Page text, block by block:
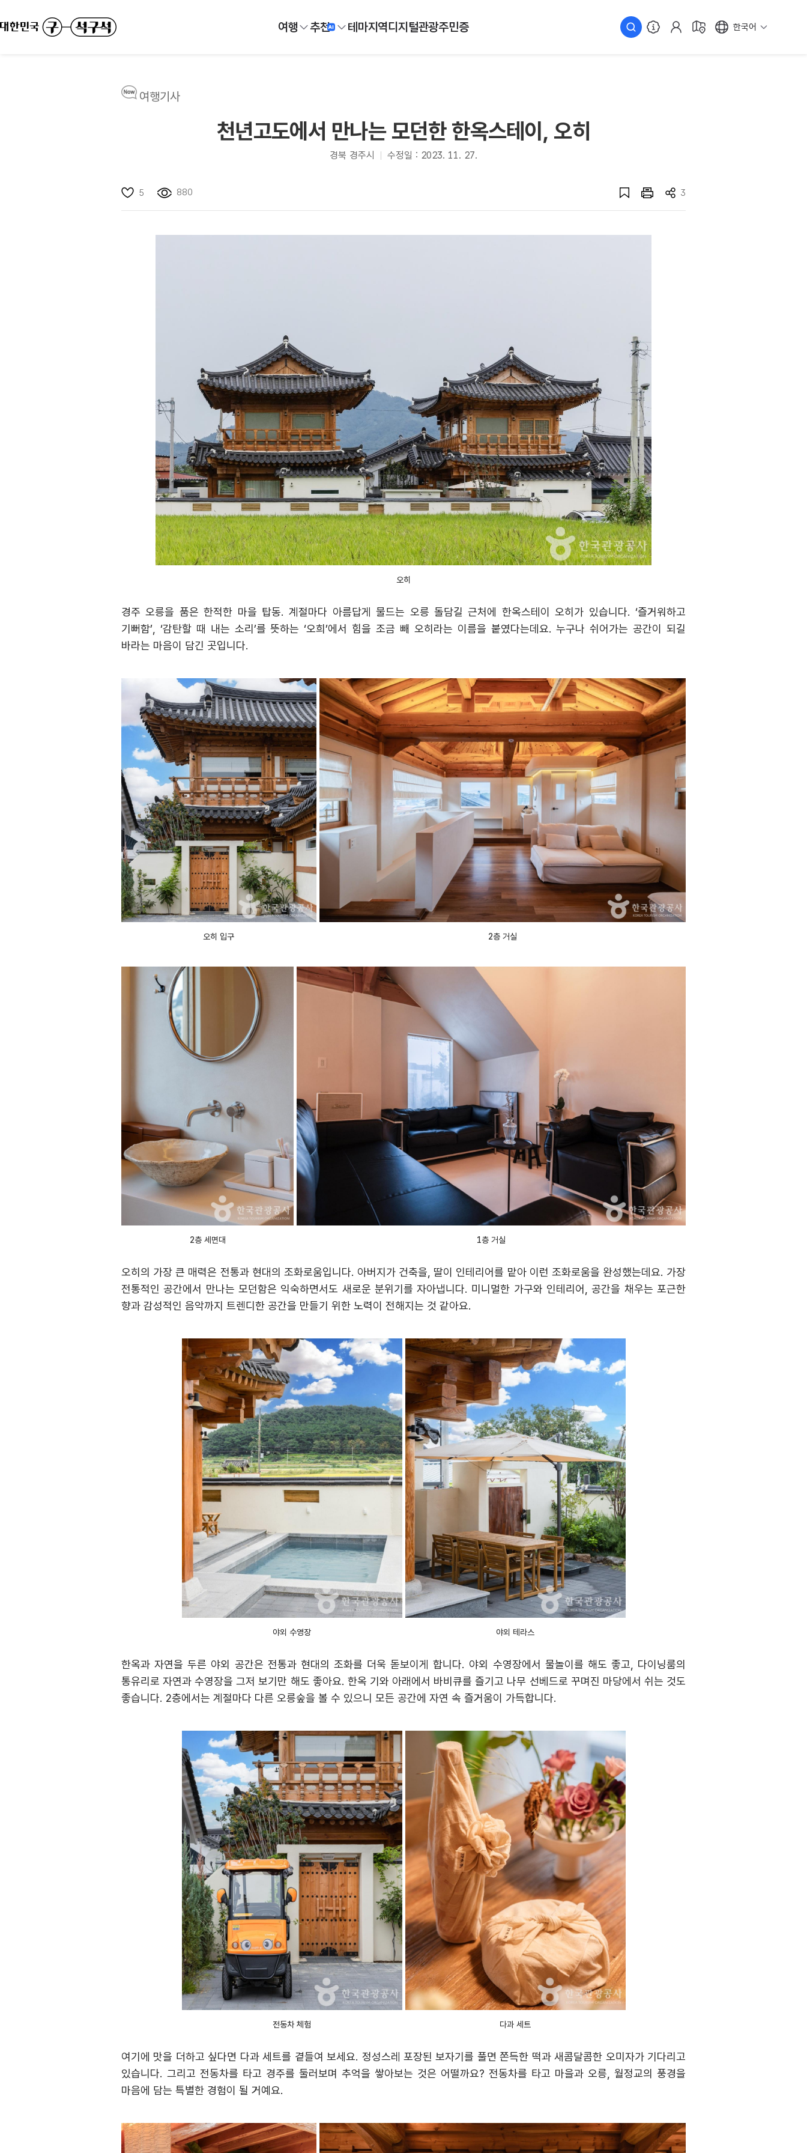
여행 추천 테마지역디지털관광주민증 한국어
여행기사
천년고도에서 만나는 모던한 한옥스테이, 오히
경북 경주시 수정일 : 2023. 11. 27.
5 880 3
오히
경주 오릉을 품은 한적한 마을 탑동.계절마다 아름답게 물드는 오릉 돌담길 근처에 한옥스테이 오히가 있습니다. ‘즐거워하고
기뻐함’, ‘감탄할 때 내는 소리 ’를 뜻하는‘오희’에서 힘을 조금 빼 오히라는 이름을 붙였다는데요.누구나 쉬어가는 공간이 되길
바라는 마음이 담긴 곳입니다.
오히 입구 2층 거실
2층 세면대 1층 거실
오히의 가장 큰 매력은 전통과 현대의 조화로움입니다. 아버지가 건축을 딸이 인테리어를 맡아 이런 조화로움을 완성했는데요. 가장
전통적인 공간에서 만나는 모던함은 익숙하면서도 새로운 분위기를 자아냅니다. 미니멀한 가구와 인테리어 ,공간을 채우는 포근한
향과 감성적인 음악까지 트렌디한 공간을 만들기 위한 노력이 전해지는 것 같아요.
야외 수영장 야외 테라스
한옥과 자연을 두른 야외 공간은 전통과 현대의 조화를 더욱 돋보이게 합니다. 야외 수영장에서 물놀이를 해도 좋고
다이닝룸의
통유리로 자연과 수영장을 그저 보기만 해도 좋아요. 한옥 기와 아래에서 바비큐를 즐기고 나무 선베드로 꾸며진 마당에서 쉬는 것도
좋습니다. 2층에서는 계절마다 다른 오릉숲을 볼 수 있으니 모든 공간에 자연 속 즐거움이 가득합니다.
전동차 체험 다과 세트
여기에 맛을 더하고 싶다면 다과 세트를 곁들여 보세요. 정성스레 포장된 보자기를 풀면 쫀득한 떡과 새콤달콤한 오미자가 기다리고
있습니다. 그리고 전동차를 타고 경주를 둘러보며 추억을 쌓아보는 것은 어떨까요? 전동차를 타고 마을과 오릉
월정교의 풍경을
마음에 담는 특별한 경험이 될 거예요.